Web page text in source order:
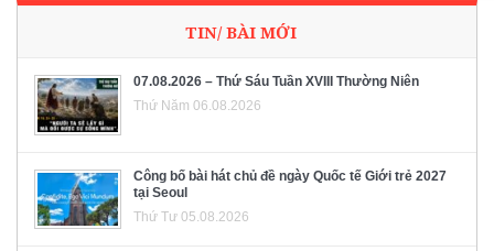
TIN/ BÀI MỚI
07.08.2026 – Thứ Sáu Tuần XVIII Thường Niên
Thứ Năm 06.08.2026
Công bố bài hát chủ đề ngày Quốc tế Giới trẻ 2027
tại Seoul
Thứ Tư 05.08.2026